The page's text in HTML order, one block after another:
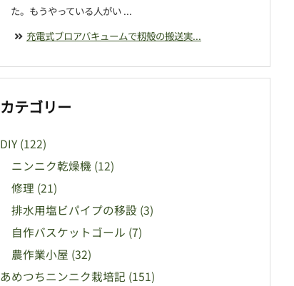
た。もうやっている人がい ...
充電式ブロアバキュームで籾殻の搬送実...
カテゴリー
DIY (122)
ニンニク乾燥機 (12)
修理 (21)
排水用塩ビパイプの移設 (3)
自作バスケットゴール (7)
農作業小屋 (32)
あめつちニンニク栽培記 (151)